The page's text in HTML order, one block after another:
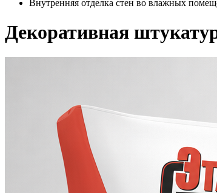
Внутренняя отделка стен во влажных
Декоративная